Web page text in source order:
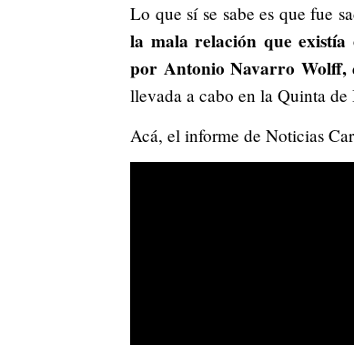
Lo que sí se sabe es que fue
la mala relación que existía
por Antonio Navarro Wolff,
llevada a cabo en la Quinta
Acá, el informe de Noticias